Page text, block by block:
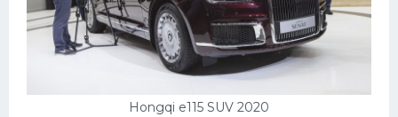
Hongqi e115 SUV 2020